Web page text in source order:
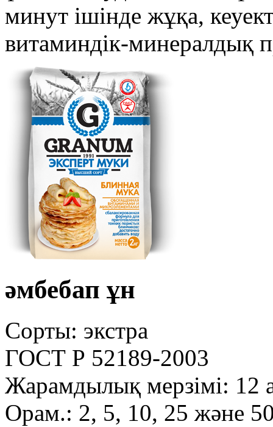
минут ішінде жұқа,
витаминдік-минералдық
әмбебап ұн
Сорты: экстра
ГОСТ Р 52189-2003
Жарамдылық мерзімі: 12
Орам.: 2, 5, 10, 25 және